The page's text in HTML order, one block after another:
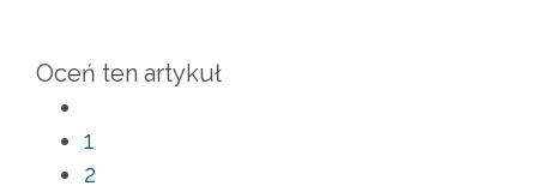
Oceń ten artykuł
1
2